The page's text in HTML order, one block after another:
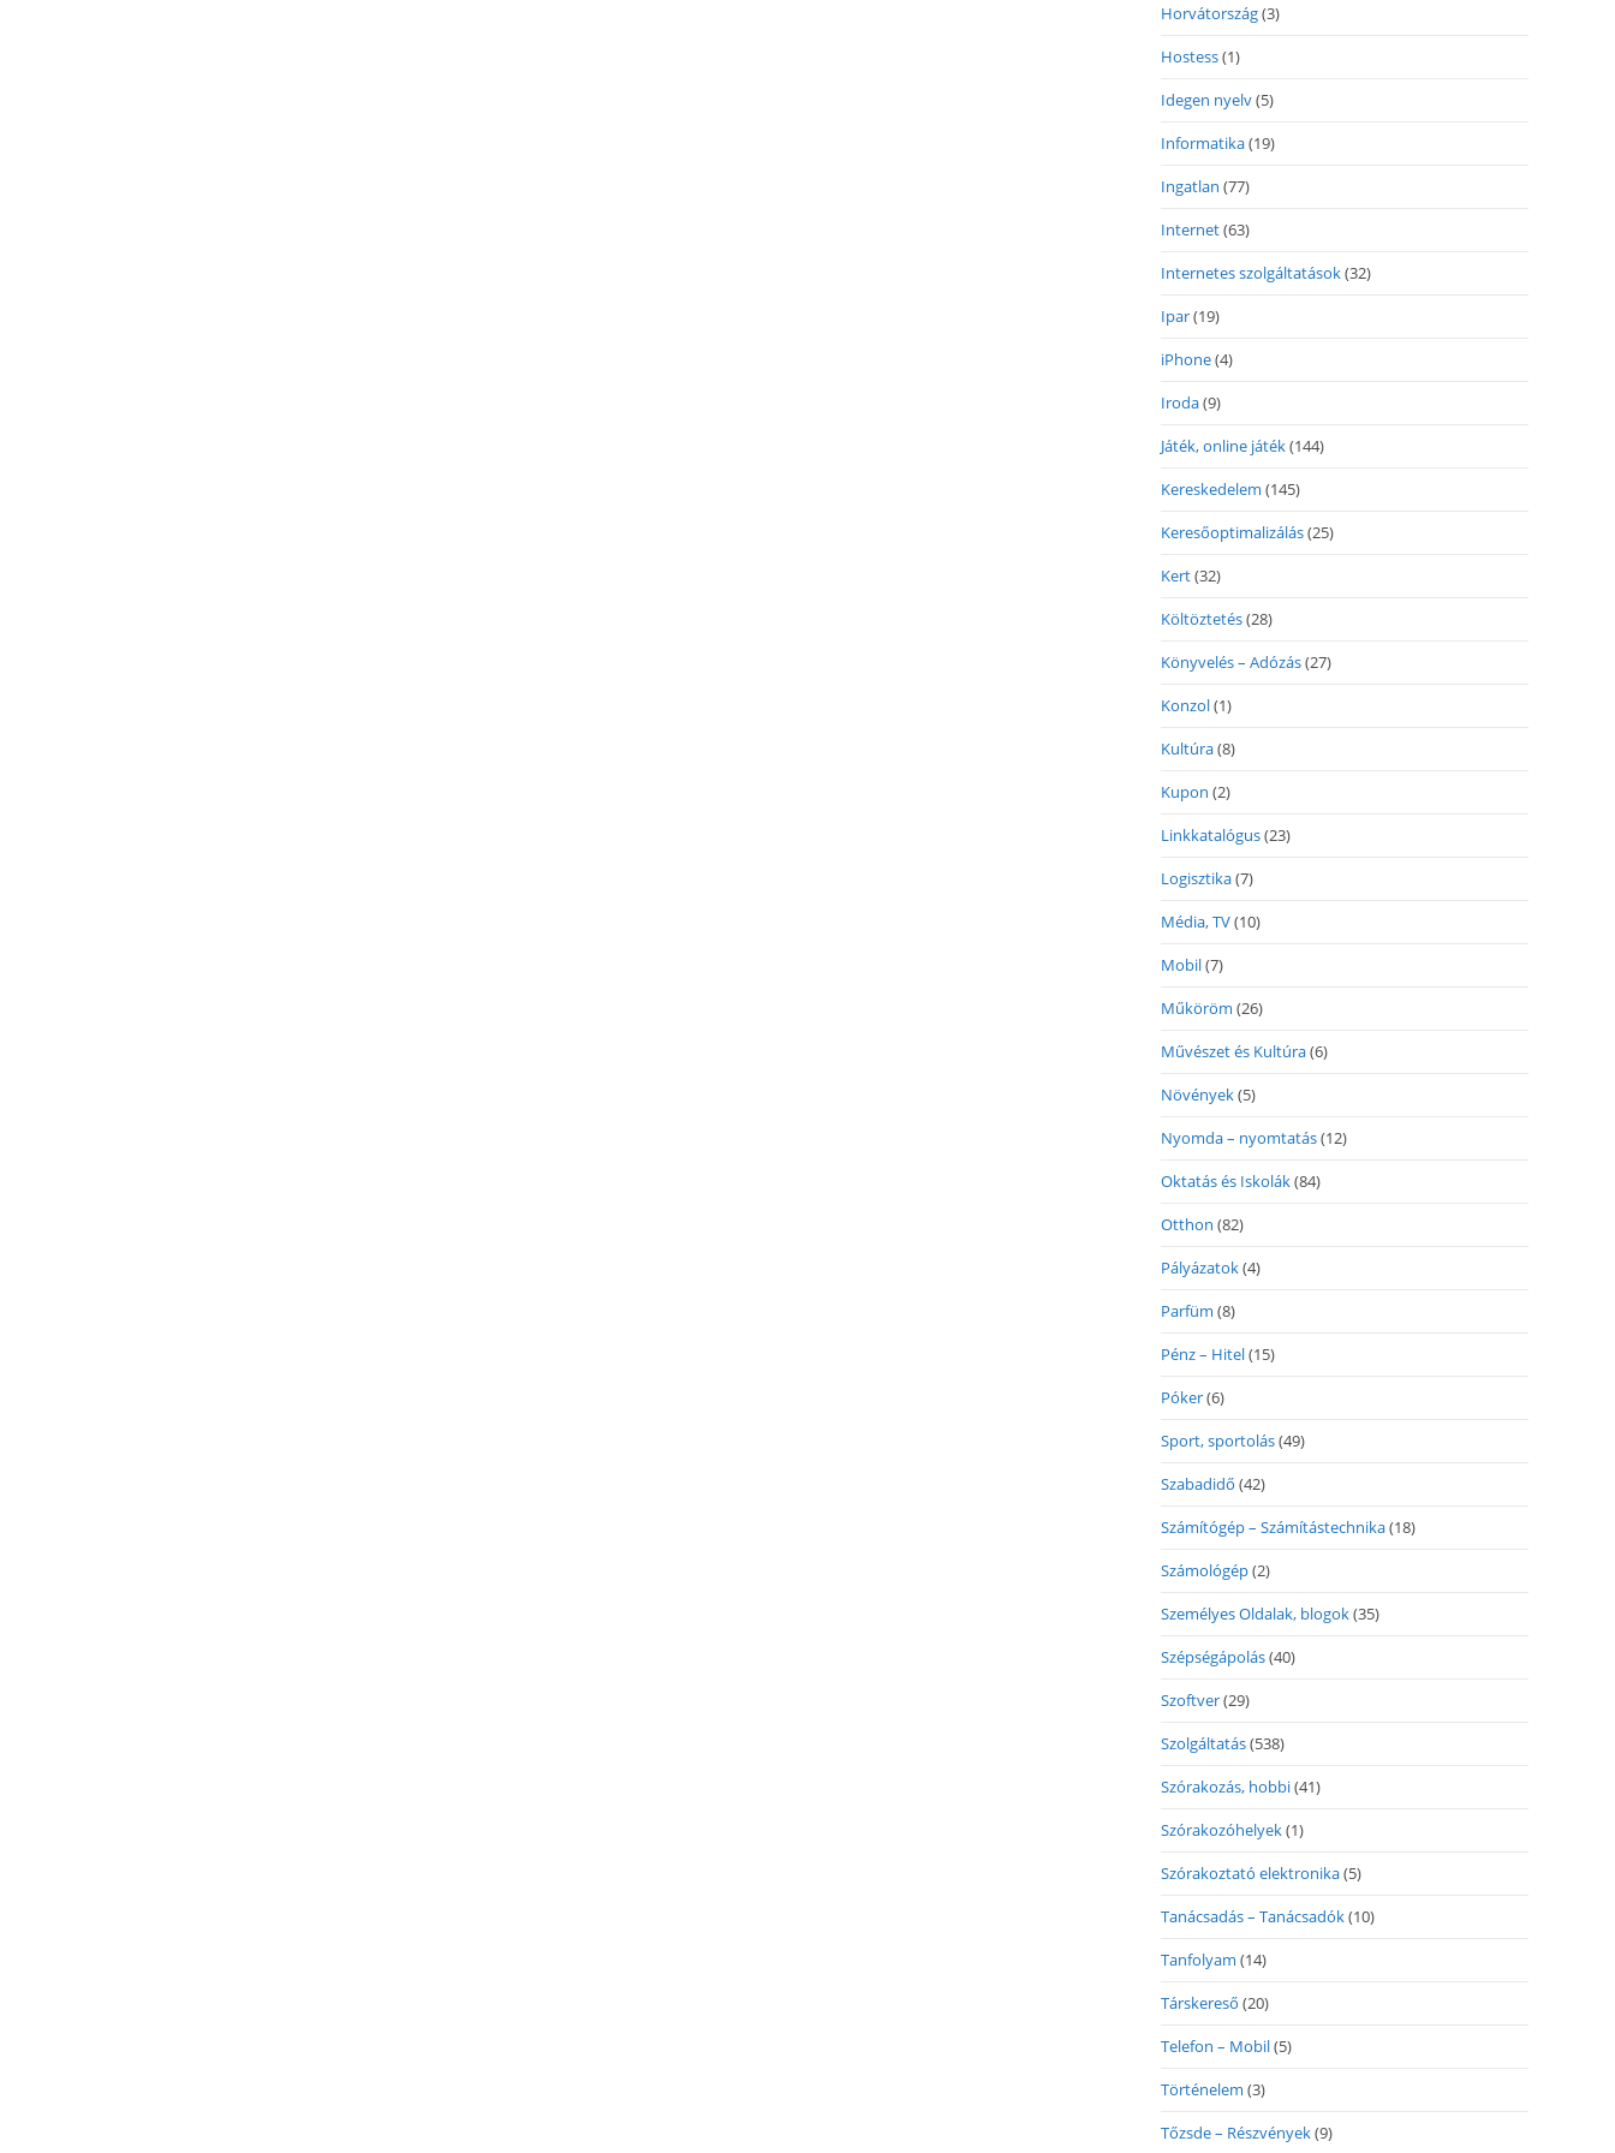
Horvátország(3)
Hostess(1)
Idegen nyelv(5)
Informatika(19)
Ingatlan (77)
Internet(63)
Internetes szolgáltatások(32)
Ipar(19)
iPhone(4)
Iroda(9)
Játék, online játék(144)
Kereskedelem (145)
Keresőoptimalizálás(25)
Kert(32)
Költöztetés(28)
Könyvelés – Adózás(27)
Konzol(1)
Kultúra(8)
Kupon (2)
Linkkatalógus(23)
Logisztika(7)
Média, TV(10)
Mobil(7)
Műköröm (26)
Művészet és Kultúra(6)
Növények(5)
Nyomda – nyomtatás(12)
Oktatás és Iskolák(84)
Otthon (82)
Pályázatok(4)
Parfüm (8)
Pénz – Hitel(15)
Póker(6)
Sport, sportolás(49)
Szabadidő (42)
Számítógép – Számítástechnika(18)
Számológép(2)
Személyes Oldalak, blogok(35)
Szépségápolás(40)
Szoftver(29)
Szolgáltatás(538)
Szórakozás, hobbi(41)
Szórakozóhelyek(1)
Szórakoztató elektronika(5)
Tanácsadás – Tanácsadók(10)
Tanfolyam (14)
Társkereső (20)
Telefon – Mobil(5)
Történelem (3)
Tőzsde – Részvények(9)